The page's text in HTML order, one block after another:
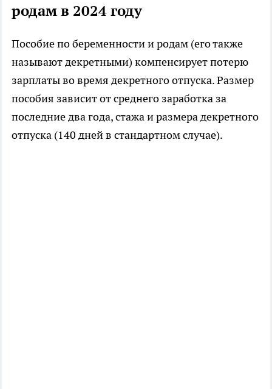
родам в 2024 году
Пособие по беременности и родам (его также
называют декретными) компенсирует потерю
зарплаты во время декретного отпуска. Размер
пособия зависит от среднего заработка за
последние два года, стажа и размера декретного
отпуска (140 дней в стандартном случае).